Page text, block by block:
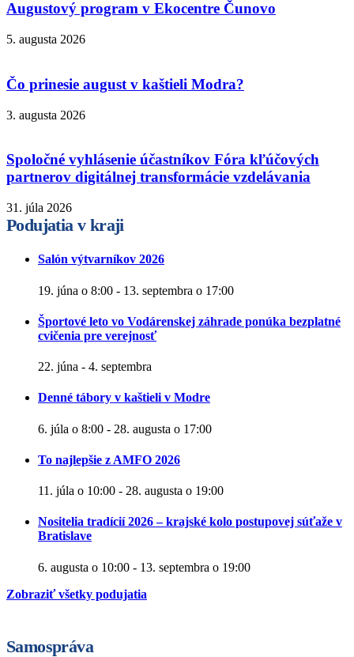
Augustový program v Ekocentre Čunovo
5. augusta 2026
Čo prinesie august v kaštieli Modra?
3. augusta 2026
Spoločné vyhlásenie účastníkov Fóra kľúčových
partnerov digitálnej transformácie vzdelávania
31. júla 2026
Podujatia v kraji
Salón výtvarníkov 2026
19. júna o 8:00 - 13. septembra o 17:00
Športové leto vo Vodárenskej záhrade ponúka bezplatné
cvičenia pre verejnosť
22. júna - 4. septembra
Denné tábory v kaštieli v Modre
6. júla o 8:00 - 28. augusta o 17:00
To najlepšie z AMFO 2026
11. júla o 10:00 - 28. augusta o 19:00
Nositelia tradícií 2026 – krajské kolo postupovej súťaže v
Bratislave
6. augusta o 10:00 - 13. septembra o 19:00
Zobraziť všetky podujatia
Samospráva